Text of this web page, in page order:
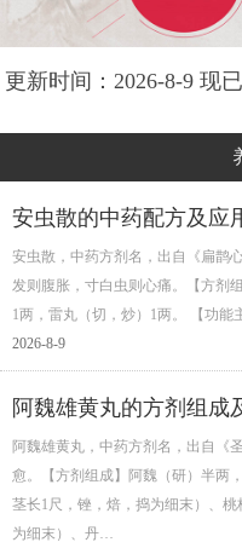
更新时间：2026-8-9 现
安虫散的中药配方及应
安虫散，中药方剂名，出自《扁鹊
发则腹胀，寸白虫则心痛。【方剂
1两，雷丸（切，炒）1两。 【功能
2026-8-9
阿魏雄黄丸的方剂组成
阿魏雄黄丸，中药方剂名，出自《
愈。【方剂组成】阿魏（研）半两
茎长1尺，锉，焙，捣为细末）、
为细末）、丹…